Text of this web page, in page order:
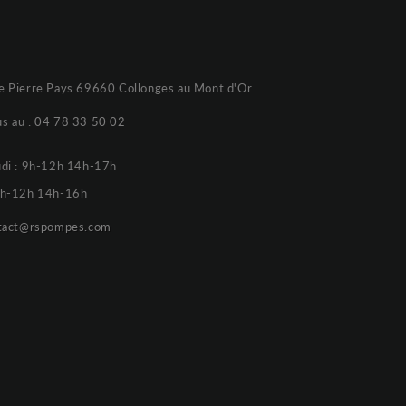
Pierre Pays 69660 Collonges au Mont d'Or
au :04 78 33 50 02
: 9h-12h 14h-17h
12h 14h-16h